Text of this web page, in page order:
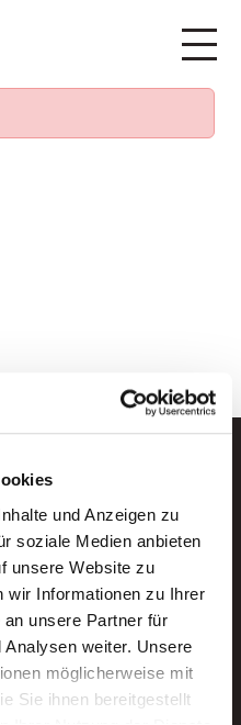
und Anzeigen zu
soziale Medien anbieten
unsere Website zu
wir Informationen zu Ihrer
unsere Partner für
weiter. Unsere
möglicherweise mit
Sie ihnen bereitgestellt
per E-Mail.
von AWO
eintragen